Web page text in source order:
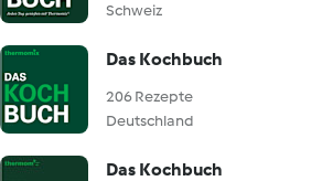
Schweiz
Das Kochbuch
206 Rezepte
Deutschland
Das Kochbuch